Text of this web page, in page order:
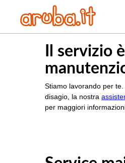
Il servizio
Stiamo lavorando per
disagio, la nostra
per maggiori